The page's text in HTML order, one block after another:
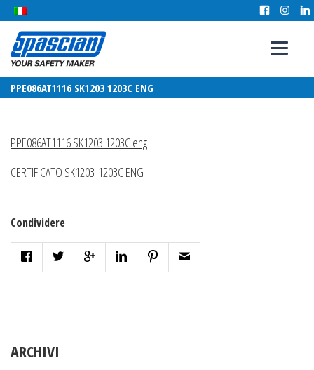
PPE086AT1116 SK1203 1203C ENG
PPE086AT1116 SK1203 1203C eng
CERTIFICATO SK1203-1203C ENG
Condividere
ARCHIVI